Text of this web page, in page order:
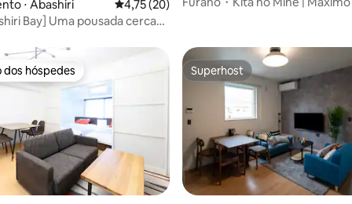
e estar disponível para
depósito (somente no
para animais de
⋅ Abashiri 4,75 de uma avaliação média de 5, 20
4,75 (20)
Bay] Uma pousada cercada
Shiretoko
flores e esqui, Furano・Kita no
Verão Alp...
dos hóspedes
dos hóspedes Superhost
Superhost